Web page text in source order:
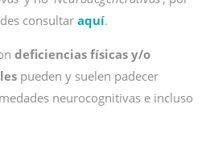
consultaraquí.
deficiencias físicas y/o
pueden y suelen padecer
neurocognitivas e incluso